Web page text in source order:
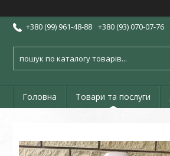
+380 (99) 961-48-88 +380 (93) 070-07-76
Головна Товари та послуги